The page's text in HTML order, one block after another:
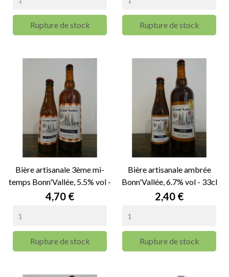
Rupture de stock Rupture de stock
Bière artisanale 3ème mi-
temps Bonn'Vallée, 5.5% vol -
75cl
Prix
4,70 €
Rupture de stock
Bière artisanale ambrée
Bonn'Vallée, 6.7% vol - 33cl
Prix
2,40 €
Rupture de stock